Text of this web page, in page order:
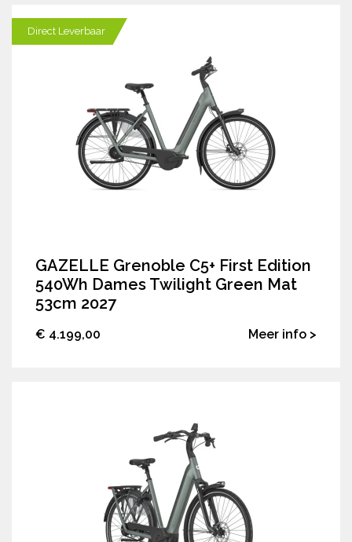
GAZELLE Grenoble C5+ First Edition
540Wh Dames Twilight Green Mat
53cm 2027
€ 4.199,00 Meer info >
Direct Leverbaar